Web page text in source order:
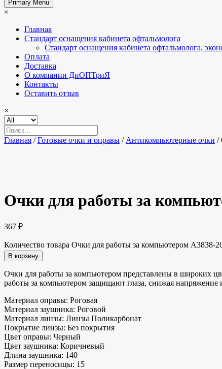
Primary Menu
×
Главная
Стандарт оснащения кабинета офтальмолога
Стандарт оснащения кабинета офтальмолога,
Оплата
Доставка
О компании ДиОПТриЯ
Контакты
Оставить отзыв
×
Главная /Готовые очки и оправы / Антикомпьютерные очки /
Очки для работы за
367 ₽
Количество товара Очки для работы за компьютером A3838-
В корзину
Очки для работы за компьютером представлены в широких
работы за компьютером защищают глаза, снижая напряжение
Материал оправы: Роговая
Материал заушника: Роговой
Материал линзы: Линзы Поликарбонат
Покрытие линзы: Без покрытия
Цвет оправы: Черный
Цвет заушника: Коричневый
Длина заушника: 140
Размер переносицы: 15